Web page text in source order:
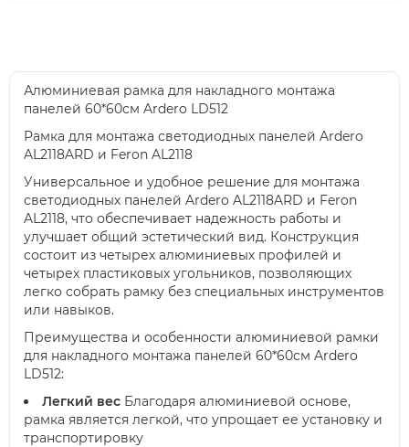
Алюминиевая рамка для накладного монтажа
панелей 60*60см Ardero LD512
Рамка для монтажа светодиодных панелей Ardero
AL2118ARD и Feron AL2118
Универсальное и удобное решение для монтажа
светодиодных панелей Ardero AL2118ARD и Feron
AL2118, что обеспечивает надежность работы и
улучшает общий эстетический вид. Конструкция
состоит из четырех алюминиевых профилей и
четырех пластиковых угольников, позволяющих
легко собрать рамку без специальных инструментов
или навыков.
Преимущества и особенности алюминиевой рамки
для накладного монтажа панелей 60*60см Ardero
LD512:
Легкий вес Благодаря алюминиевой основе,
рамка является легкой, что упрощает ее установку и
транспортировку